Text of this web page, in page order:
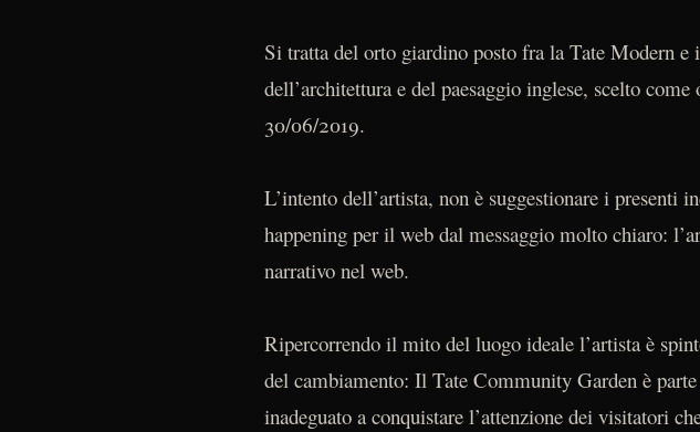
Si tratta del orto giardino posto fra la Tate Modern
dell’architettura e del paesaggio inglese, scelto
30/06/2019.
L’intento dell’artista, non è suggestionare i presenti
happening per il web dal messaggio molto chiaro:
narrativo nel web.
Ripercorrendo il mito del luogo ideale l’artista è
del cambiamento: Il Tate Community Garden è
inadeguato a conquistare l’attenzione dei visitatori